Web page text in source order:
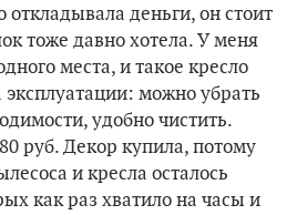
деньги, он стоит
тоже давно хотела. У меня
места, и такое кресло
эксплуатации: можно убрать
удобно чистить.
руб. Декор купила, потому
и кресла осталось
как раз хватило на часы и